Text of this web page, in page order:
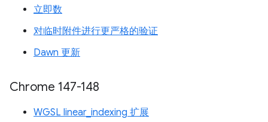
立即数
对临时附件进行更严格的验证
Dawn 更新
Chrome 147-148
WGSL linear_indexing 扩展